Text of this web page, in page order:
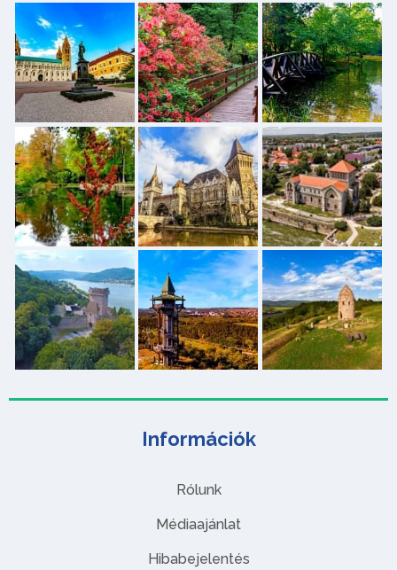
Információk
Rólunk
Médiaajánlat
Hibabejelentés